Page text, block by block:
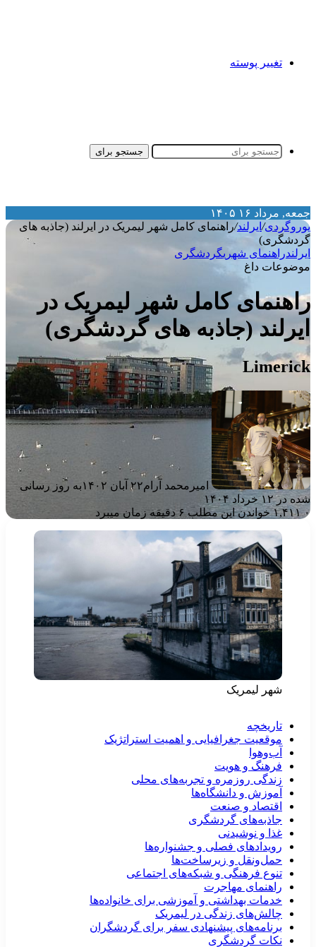
تغییر پوسته
جستجو برای
مرداد ۱۶ ۱۴۰۵
/ایرلند/راهنمای کامل شهر لیمریک در ایرلند (جاذبه های
راهنمای شهریگردشگری
داغ
کامل شهر لیمریک در
(جاذبه های گردشگری)
امیرمحمد آرام ۲۲ آبان ۱۴۰۲
به روز رسانی
در ۱۲ خرداد ۱۴۰۴
۱,۴۱۱ خواندن این مطلب ۶ دقیقه زمان میبرد
شهر لیمریک
تاریخچه
موقعیت جغرافیایی و اهمیت استراتژیک
آب‌وهوا
فرهنگ و هویت
زندگی روزمره و تجربه‌های محلی
آموزش و دانشگاه‌ها
اقتصاد و صنعت
جاذبه‌های گردشگری
غذا و نوشیدنی
رویدادهای فصلی و جشنواره‌ها
حمل‌ونقل و زیرساخت‌ها
تنوع فرهنگی و شبکه‌های اجتماعی
راهنمای مهاجرت
خدمات بهداشتی و آموزشی برای خانواده‌ها
چالش‌های زندگی در لیمریک
برنامه‌های پیشنهادی سفر برای گردشگران
نکات گردشگری